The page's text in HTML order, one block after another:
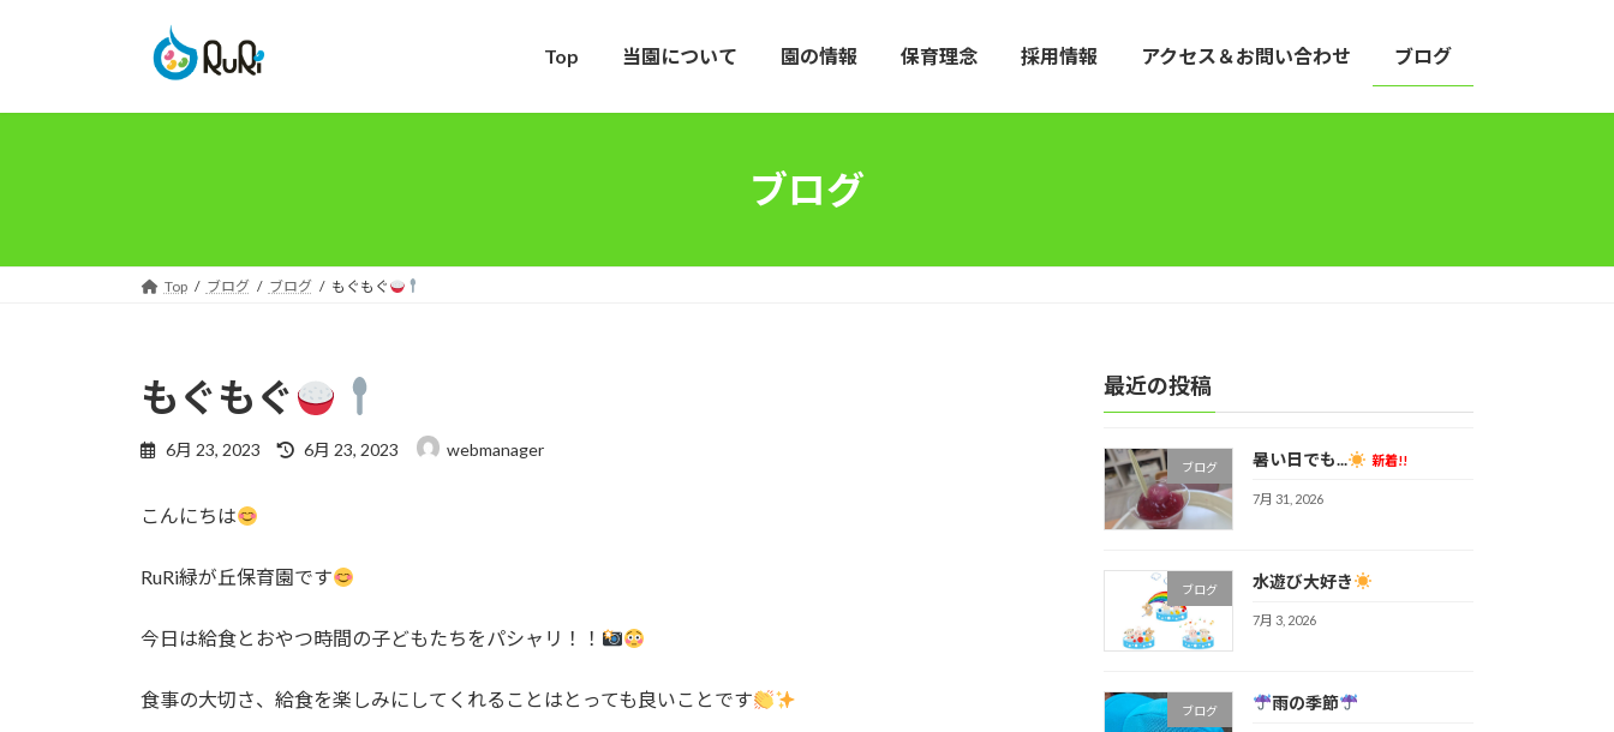
プ
動
Top 当園について 園の情報 保育理念 採用情報 アクセス＆お問い合わせ ブログ
ブログ
Top ブログ ブログ もぐもぐ
もぐもぐ
6月 23, 2023
最
:
6月 23, 2023 webmanager
こんにちは
RuRi緑が丘保育園です
今日は給食とおやつ時間の子どもたちをパシャリ！！
食事の大切さ、給食を楽しみにしてくれることはとっても良いことです
最近の投稿
ブログ 暑い日でも... 新着!!
7月 31, 2026
ブログ 水遊び大好き
7月 3, 2026
ブログ 雨の季節